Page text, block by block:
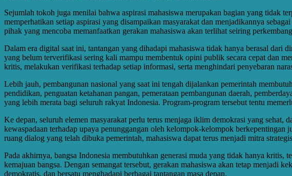
Sejumlah tokoh juga menilai bahwa aspirasi mahasiswa merupakan bagian yang tidak
memperhatikan setiap aspirasi yang disampaikan masyarakat dan menjadikannya
pihak yang mencoba memanfaatkan gerakan mahasiswa akan terlihat seiring
Dalam era digital saat ini, tantangan yang dihadapi mahasiswa tidak hanya berasal
yang belum terverifikasi sering kali mampu membentuk opini publik secara cepat dan
kritis, melakukan verifikasi terhadap setiap informasi, serta menghindari penyebaran
Lebih jauh, pembangunan nasional yang saat ini tengah dijalankan pemerintah
pendidikan, penguatan ketahanan pangan, pemerataan pembangunan daerah,
yang lebih merata bagi seluruh rakyat Indonesia. Program-program tersebut tentu
Ke depan, seluruh elemen masyarakat perlu terus menjaga iklim demokrasi yang sehat,
kewaspadaan terhadap upaya penunggangan oleh kelompok-kelompok
ruang dialog yang telah dibuka pemerintah, mahasiswa dapat terus menjadi mitra
Pada akhirnya, bangsa Indonesia membutuhkan generasi muda yang tidak hanya
kemajuan bangsa. Dengan semangat tersebut, gerakan mahasiswa akan tetap menjadi
demokratis, dan bersatu menghadapi berbagai tantangan masa depan.